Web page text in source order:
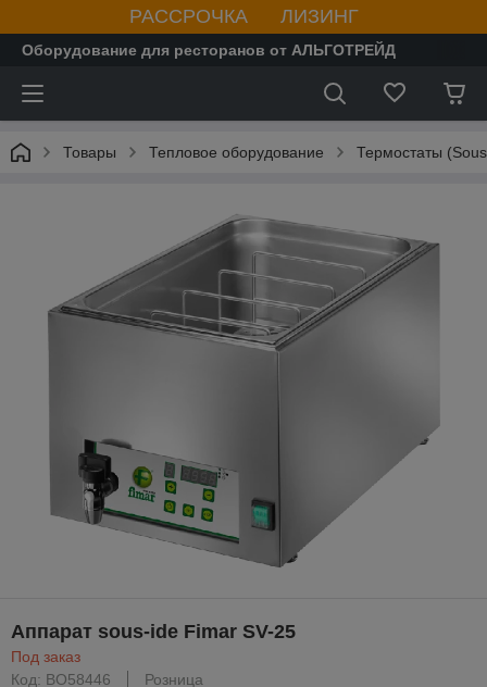
РАССРОЧКА ЛИЗИНГ
Оборудование для ресторанов от АЛЬГОТРЕЙД
Товары Тепловое оборудование Термостаты
Аппарат sous-ide Fimar SV-25
Под заказ
Код: BO58446
Розница